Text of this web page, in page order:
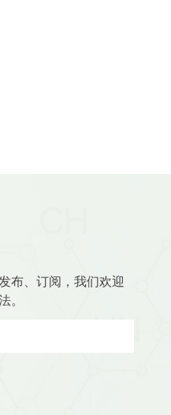
布、订阅，我们欢迎
。